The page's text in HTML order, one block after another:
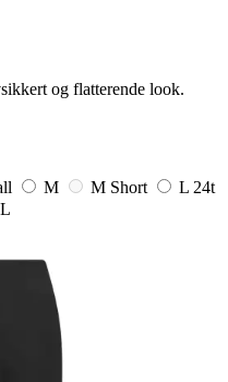
og flatterende look.
M M Short L 24t